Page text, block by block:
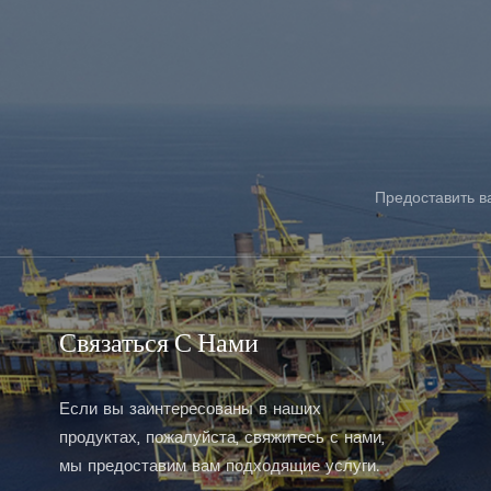
Предоставить
Связаться С Нами
Если вы заинтересованы в наших
продуктах, пожалуйста, свяжитесь с нами,
мы предоставим вам подходящие услуги.